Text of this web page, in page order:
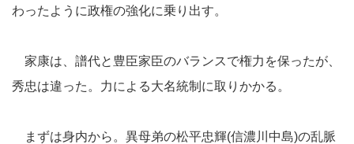
わったように政権の強化に乗り出す。
家康は、譜代と豊臣家臣のバランスで権力を保ったが、
秀忠は違った。力による大名統制に取りかかる。
まずは身内から。異母弟の松平忠輝(信濃川中島)の乱脈